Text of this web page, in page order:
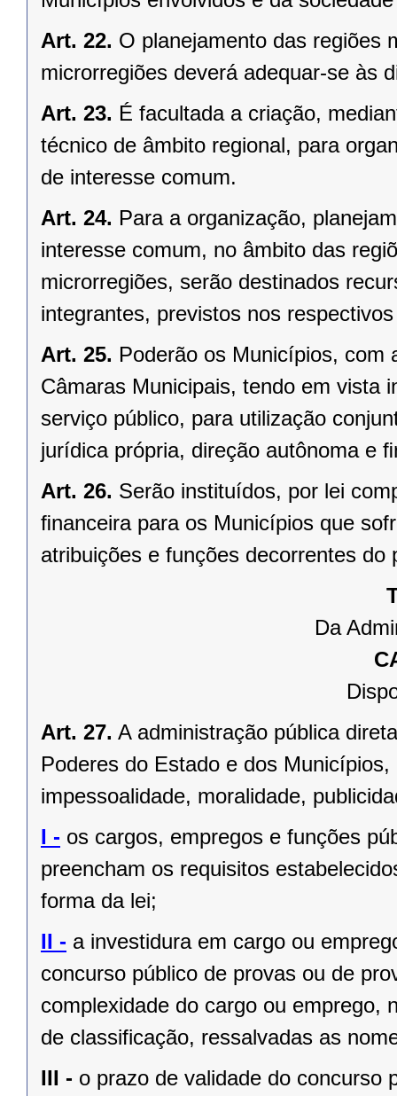
Art. 22. O planejamento das regiões
microrregiões deverá adequar-se às
Art. 23. É facultada a criação,
técnico de âmbito regional, para
de interesse comum.
Art. 24. Para a organização,
interesse comum, no âmbito das
microrregiões, serão destinados
integrantes, previstos nos
Art. 25. Poderão os Municípios, com
Câmaras Municipais, tendo em vista
serviço público, para utilização
jurídica própria, direção autônoma e
Art. 26. Serão instituídos, por lei
ﬁnanceira para os Municípios que
atribuições e funções decorrentes do
Da
Art. 27. A administração pública
Poderes do Estado e dos
impessoalidade, moralidade,
I - os cargos, empregos e funções
preencham os requisitos
forma da lei;
II - a investidura em cargo ou
concurso público de provas ou de
complexidade do cargo ou emprego,
de classificação, ressalvadas as
III - o prazo de validade do concurso